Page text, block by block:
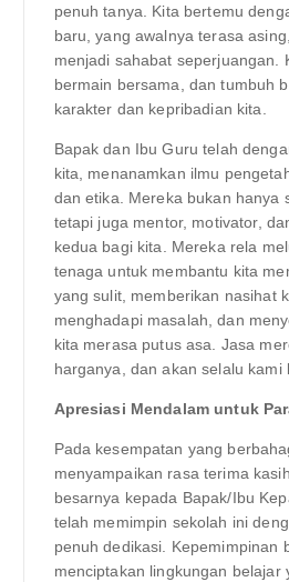
penuh tanya. Kita bertemu
baru, yang awalnya terasa
menjadi sahabat seperjuangan.
bermain bersama, dan tumbuh
karakter dan kepribadian kita.
Bapak dan Ibu Guru telah
kita, menanamkan ilmu
dan etika. Mereka bukan hanya
tetapi juga mentor, motivator,
kedua bagi kita. Mereka rela
tenaga untuk membantu kita
yang sulit, memberikan nasihat
menghadapi masalah, dan
kita merasa putus asa. Jasa
harganya, dan akan selalu kami
Apresiasi Mendalam untuk
Pada kesempatan yang
menyampaikan rasa terima
besarnya kepada Bapak/Ibu
telah memimpin sekolah ini
penuh dedikasi. Kepemimpinan
menciptakan lingkungan belajar